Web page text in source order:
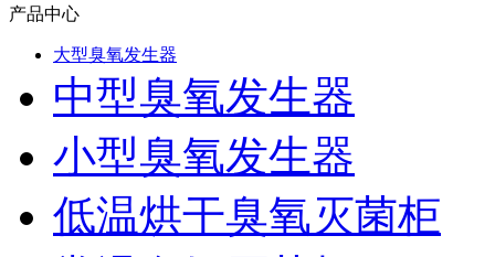
产品中心
大型臭氧发生器
中型臭氧发生器
小型臭氧发生器
低温烘干臭氧灭菌柜